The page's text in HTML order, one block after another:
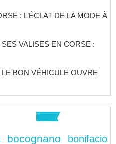
: L’ÉCLAT DE LA MODE À
VALISES EN CORSE :
BON VÉHICULE OUVRE
bocognano bonifacio